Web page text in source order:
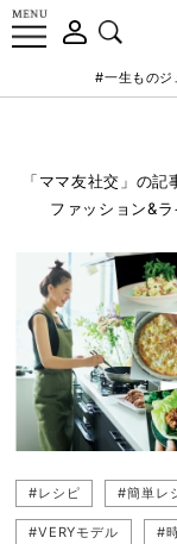
#一生ものジ
「ママ友社交」の
ファッション&
#レシピ #簡単レ
#VERYモデル #